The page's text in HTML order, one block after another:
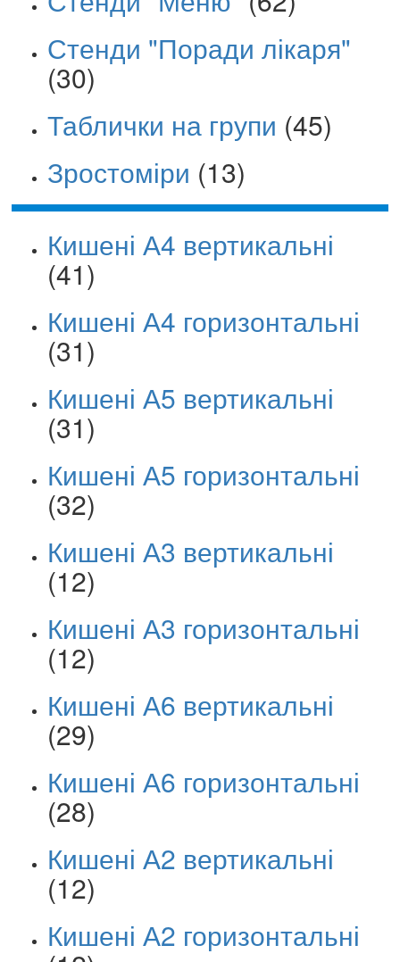
Стенди "Поради лікаря"
(30)
Таблички на групи (45)
Зростоміри (13)
Кишені А4 вертикальні
(41)
Кишені А4 горизонтальні
(31)
Кишені А5 вертикальні
(31)
Кишені А5 горизонтальні
(32)
Кишені А3 вертикальні
(12)
Кишені А3 горизонтальні
(12)
Кишені А6 вертикальні
(29)
Кишені А6 горизонтальні
(28)
Кишені А2 вертикальні
(12)
Кишені А2 горизонтальні